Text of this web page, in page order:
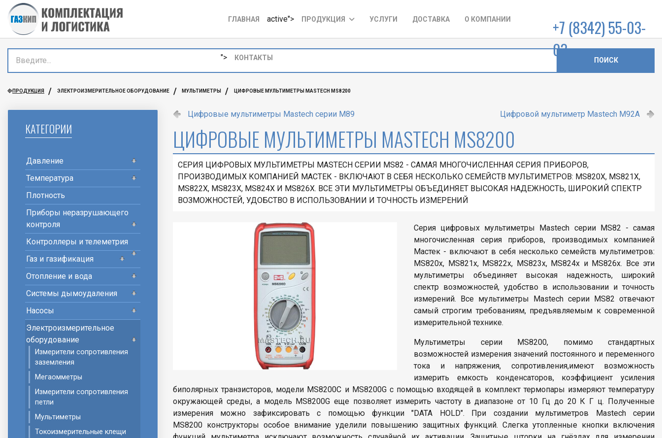
+7 (8342) 55-03-
03
ГЛАВНАЯ active"> ПРОДУКЦИЯ УСЛУГИ ДОСТАВКА О КОМПАНИИ
"> КОНТАКТЫ ПОИСК
ПРОДУКЦИЯ ЭЛЕКТРОИЗМЕРИТЕЛЬНОЕ ОБОРУДОВАНИЕ МУЛЬТИМЕТРЫ ЦИФРОВЫЕ МУЛЬТИМЕТРЫ MASTECH MS8200
КАТЕГОРИИ
Давление
Температура
Плотность
Приборы неразрушающего
контроля
Контроллеры и телеметрия
Газ и газификация
Отопление и вода
Системы дымоудаления
Насосы
Электроизмерительное
оборудование
Измерители сопротивления
заземления
Мегаомметры
Измерители сопротивления
петли
Мультиметры
Токоизмерительные клещи
Цифровые мультиметры Mastech серии M89 Цифровой мультиметр Mastech M92A
ЦИФРОВЫЕ МУЛЬТИМЕТРЫ MASTECH MS8200
СЕРИЯ ЦИФРОВЫХ МУЛЬТИМЕТРЫ MASTECH СЕРИИ MS82 - САМАЯ МНОГОЧИСЛЕННАЯ СЕРИЯ ПРИБОРОВ,
ПРОИЗВОДИМЫХ КОМПАНИЕЙ МАСТЕК - ВКЛЮЧАЮТ В СЕБЯ НЕСКОЛЬКО СЕМЕЙСТВ МУЛЬТИМЕТРОВ: MS820X, MS821X,
MS822Х, MS823X, MS824X И MS826Х. ВСЕ ЭТИ МУЛЬТИМЕТРЫ ОБЪЕДИНЯЕТ ВЫСОКАЯ НАДЕЖНОСТЬ, ШИРОКИЙ СПЕКТР
ВОЗМОЖНОСТЕЙ, УДОБСТВО В ИСПОЛЬЗОВАНИИ И ТОЧНОСТЬ ИЗМЕРЕНИЙ
Серия цифровых мультиметры Mastech серии MS82 - самая
многочисленная серия приборов, производимых компанией
Мастек - включают в себя несколько семейств мультиметров:
MS820x, MS821x, MS822х, MS823x, MS824x и MS826х. Все эти
мультиметры объединяет высокая надежность, широкий
спектр возможностей, удобство в использовании и точность
измерений. Все мультиметры Mastech серии MS82 отвечают
самый строгим требованиям, предъявляемым к современной
измерительной технике.
Мультиметры серии MS8200, помимо стандартных
возможностей измерения значений постоянного и переменного
тока и напряжения, сопротивления,имеют возможность
измерить емкость конденсаторов, коэффициент усиления
биполярных транзисторов, модели MS8200C и MS8200G с помощью входящей в комплект термопары измеряют температуру
окружающей среды, а модель MS8200G еще позволяет измерить частоту в диапазоне от 10 Гц до 20 К Г ц. Полученные
измерения можно зафиксировать с помощью функции "DATA HOLD". При создании мультиметров Mastech серии
MS8200 конструкторы особое внимание уделили повышению защитных функций. Слегка утопленные кнопки включения